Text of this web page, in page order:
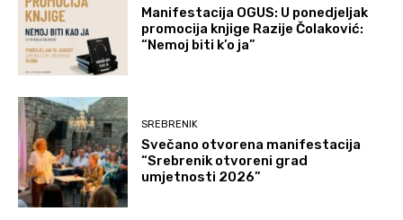
Manifestacija OGUS: U ponedjeljak
promocija knjige Razije Čolaković:
“Nemoj biti k’o ja”
SREBRENIK
Svečano otvorena manifestacija
“Srebrenik otvoreni grad
umjetnosti 2026”